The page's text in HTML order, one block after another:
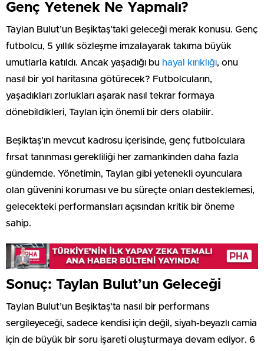
Genç Yetenek Ne Yapmalı?
Taylan Bulut’un Beşiktaş’taki geleceği merak konusu. Genç
futbolcu, 5 yıllık sözleşme imzalayarak takıma büyük
umutlarla katıldı. Ancak yaşadığı bu hayal kırıklığı, onu
nasıl bir yol haritasına götürecek? Futbolcuların,
yaşadıkları zorlukları aşarak nasıl tekrar formaya
dönebildikleri, Taylan için önemli bir ders olabilir.
Beşiktaş’ın mevcut kadrosu içerisinde, genç futbolculara
fırsat tanınması gerekliliği her zamankinden daha fazla
gündemde. Yönetimin, Taylan gibi yetenekli oyunculara
olan güvenini koruması ve bu süreçte onları desteklemesi,
gelecekteki performansları açısından kritik bir öneme
sahip.
Sonuç: Taylan Bulut’un Geleceği
Taylan Bulut’un Beşiktaş’ta nasıl bir performans
sergileyeceği, sadece kendisi için değil, siyah-beyazlı camia
için de büyük bir soru işareti oluşturmaya devam ediyor. 6